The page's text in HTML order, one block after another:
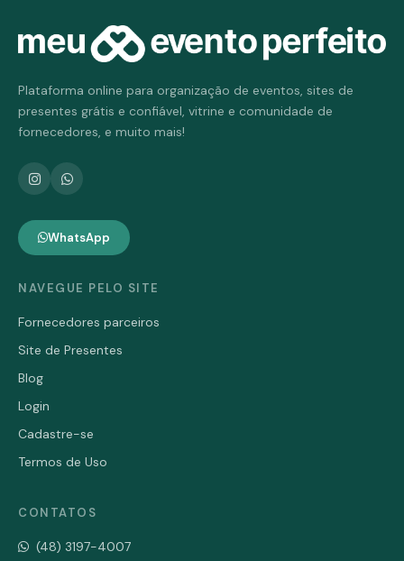
Plataforma online para organização de eventos, sites de
presentes grátis e confiável, vitrine e comunidade de
fornecedores, e muito mais!
WhatsApp
NAVEGUE PELO SITE
Fornecedores parceiros
Site de Presentes
Blog
Login
Cadastre-se
Termos de Uso
CONTATOS
(48) 3197-4007